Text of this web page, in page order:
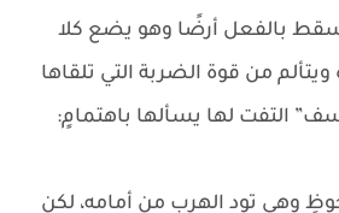
سقط بالفعل أرضًا وهو يضع كلا
من قوة الضربة التي تلقاها
التفت لها يسألها باهتمامٍ:
وهي تود الهرب من أمامه، لكن